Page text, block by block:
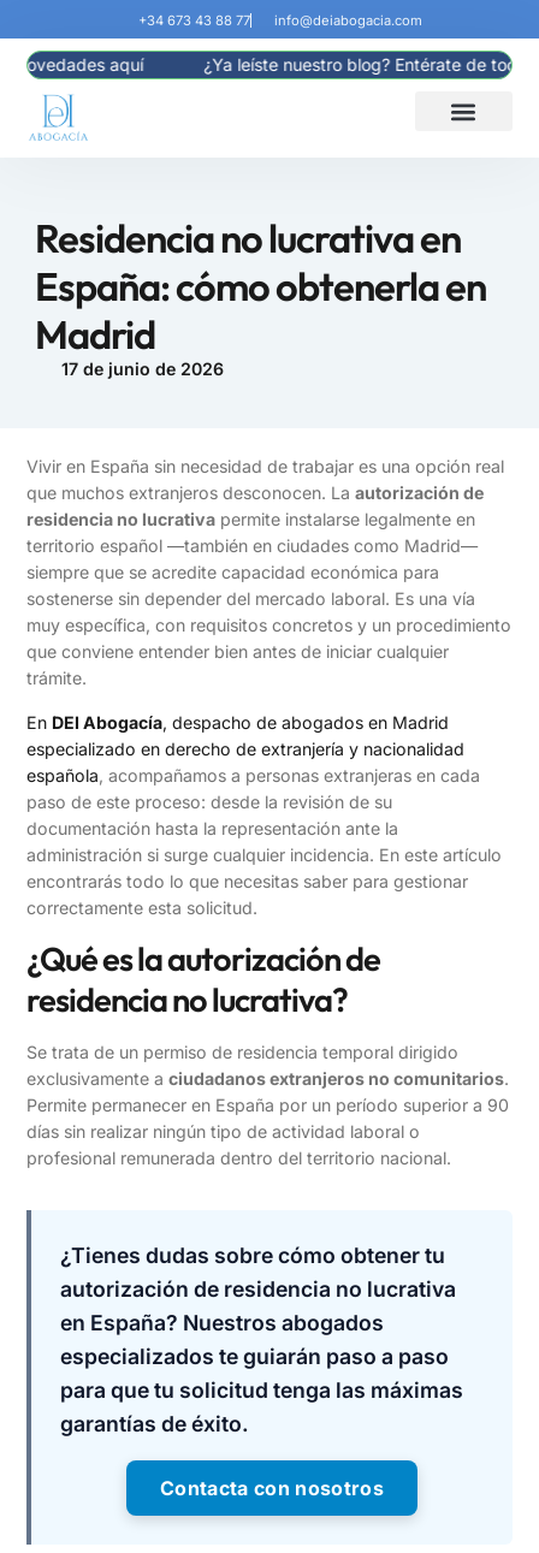
+34 673 43 88 77 info@deiabogacia.com
aquí ¿Ya leíste nuestro blog? Entérate de todas las
Residencia no lucrativa en
España: cómo obtenerla en
Madrid
17 de junio de 2026
Vivir en España sin necesidad de trabajar es una opción real
que muchos extranjeros desconocen. Laautorización de
residencia no lucrativa permite instalarse legalmente en
territorio español —también en ciudades como Madrid—
siempre que se acredite capacidad económica para
sostenerse sin depender del mercado laboral. Es una vía
muy específica, con requisitos concretos y un procedimiento
que conviene entender bien antes de iniciar cualquier
trámite.
En DEI Abogacía, despacho de abogados en Madrid
especializado en derecho de extranjería y nacionalidad
española, acompañamos a personas extranjeras en cada
paso de este proceso: desde la revisión de su
documentación hasta la representación ante la
administración si surge cualquier incidencia. En este artículo
encontrarás todo lo que necesitas saber para gestionar
correctamente esta solicitud.
¿Qué es la autorización de
residencia no lucrativa?
Se trata de un permiso de residencia temporal dirigido
exclusivamente aciudadanos extranjeros no comunitarios.
Permite permanecer en España por un período superior a 90
días sin realizar ningún tipo de actividad laboral o
profesional remunerada dentro del territorio nacional.
¿Tienes dudas sobre cómo obtener tu
autorización de residencia no lucrativa
en España? Nuestros abogados
especializados te guiarán paso a paso
para que tu solicitud tenga las máximas
garantías de éxito.
Contacta con nosotros